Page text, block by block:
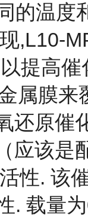
的温度
,L10-
提高
属膜来
还原催
应该是
性. 该
. 载量